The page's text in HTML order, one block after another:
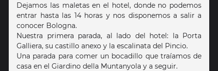
Dejamos las maletas en el hotel, donde no podemos
entrar hasta las 14 horas y nos disponemos a salir a
conocer Bologna.
Nuestra primera parada, al lado del hotel: la Porta
Galliera, su castillo anexo y la escalinata del Pincio.
Una parada para comer un bocadillo que traíamos de
casa en el Giardino della Muntanyola y a seguir.